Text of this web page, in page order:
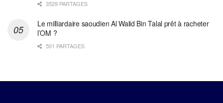
3529 PARTAGES
Le milliardaire saoudien Al Walid Bin Talal prêt à racheter
l’OM ?
501 PARTAGES